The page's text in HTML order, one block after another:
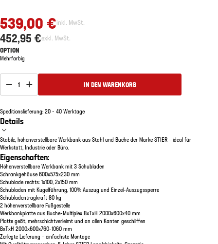
539,00 €inkl. MwSt.
452,95 €exkl. MwSt.
OPTION
Mehrfarbig
1 IN DEN WARENKORB
Speditionslieferung: 20 - 40 Werktage
Details
Stabile, höhenverstellbare Werkbank aus Stahl und Buche der Marke STIER - ideal für
Werkstatt, Industrie oder Büro.
Eigenschaften:
Höhenverstellbare Werkbank mit 3 Schubladen
Schrankgehäuse 600x575x230 mm
Schublade rechts: 1x100, 2x150 mm
Schubladen mit Kugelführung, 100% Auszug und Einzel-Auszugssperre
Schubladentragkraft 80 kg
2 höhenverstellbare Fußgestelle
Werkbankplatte aus Buche-Multiplex BxTxH 2000x600x40 mm
Platte geölt, mehrschichtverleimt und an allen Kanten geschliffen
BxTxH 2000x600x760-1060 mm
Zerlegte Lieferung - einfachste Montage